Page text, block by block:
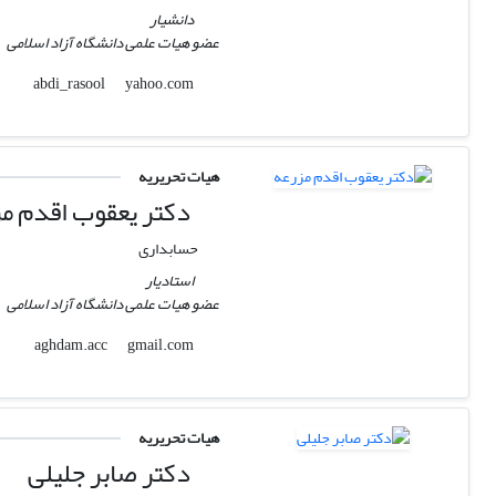
دانشیار
عضو هیات علمی دانشگاه آزاد اسلامی
abdi_rasool
yahoo.com
هیات تحریریه
دکتر یعقوب اقدم
حسابداری
استادیار
عضو هیات علمی دانشگاه آزاد اسلامی
aghdam.acc
gmail.com
هیات تحریریه
دکتر صابر جلیلی